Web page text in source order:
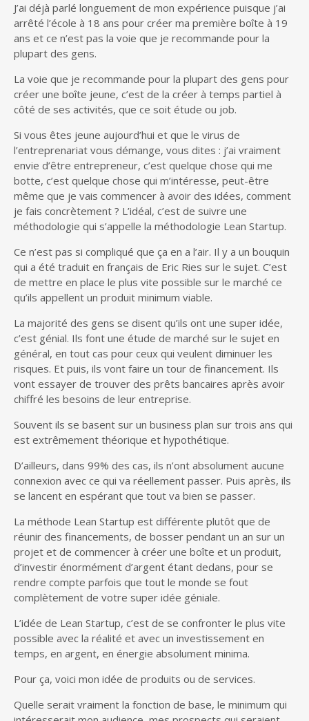
J’ai déjà parlé longuement de mon expérience puisque j’ai
arrêté l’école à 18 ans pour créer ma première boîte à 19
ans et ce n’est pas la voie que je recommande pour la
plupart des gens.
La voie que je recommande pour la plupart des gens pour
créer une boîte jeune, c’est de la créer à temps partiel à
côté de ses activités, que ce soit étude ou job.
Si vous êtes jeune aujourd’hui et que le virus de
l’entreprenariat vous démange, vous dites : j’ai vraiment
envie d’être entrepreneur, c’est quelque chose qui me
botte, c’est quelque chose qui m’intéresse, peut-être
même que je vais commencer à avoir des idées, comment
je fais concrètement ? L’idéal, c’est de suivre une
méthodologie qui s’appelle la méthodologie Lean Startup.
Ce n’est pas si compliqué que ça en a l’air. Il y a un bouquin
qui a été traduit en français de Eric Ries sur le sujet. C’est
de mettre en place le plus vite possible sur le marché ce
qu’ils appellent un produit minimum viable.
La majorité des gens se disent qu’ils ont une super idée,
c’est génial. Ils font une étude de marché sur le sujet en
général, en tout cas pour ceux qui veulent diminuer les
risques. Et puis, ils vont faire un tour de financement. Ils
vont essayer de trouver des prêts bancaires après avoir
chiffré les besoins de leur entreprise.
Souvent ils se basent sur un business plan sur trois ans qui
est extrêmement théorique et hypothétique.
D’ailleurs, dans 99% des cas, ils n’ont absolument aucune
connexion avec ce qui va réellement passer. Puis après, ils
se lancent en espérant que tout va bien se passer.
La méthode Lean Startup est différente plutôt que de
réunir des financements, de bosser pendant un an sur un
projet et de commencer à créer une boîte et un produit,
d’investir énormément d’argent étant dedans, pour se
rendre compte parfois que tout le monde se fout
complètement de votre super idée géniale.
L’idée de Lean Startup, c’est de se confronter le plus vite
possible avec la réalité et avec un investissement en
temps, en argent, en énergie absolument minima.
Pour ça, voici mon idée de produits ou de services.
Quelle serait vraiment la fonction de base, le minimum qui